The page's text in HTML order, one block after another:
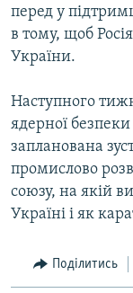
перед у
в тому, щоб
України.
Наступного
ядерної безпеки
запланована
промислово
союзу, на якій
Україні і як
Поділитись